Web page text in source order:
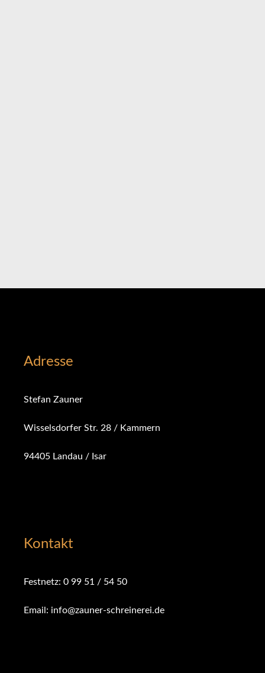
Adresse
Stefan Zauner
Wisselsdorfer Str. 28 / Kammern
94405 Landau / Isar
Kontakt
Festnetz: 0 99 51 / 54 50
Email: info@zauner-schreinerei.de